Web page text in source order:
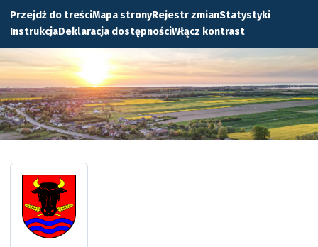
Przejdź do treściMapa stronyRejestr zmianStatystyki
InstrukcjaDeklaracja dostępnościWłącz kontrast